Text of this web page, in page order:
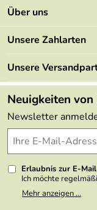
Kontakt
Mehrwertsteuerfrei
Retourenportal
FAQs
Lieferbedingungen
Delivery Terms
Kundenlogin
Über uns
Marken
Angebote
Made in Germany
Themen
Wir über uns
Presse
Unsere Zahlarten
Unsere
Neuigkeiten von
Newsletter
Erlaubnis zur E-
Ich möchte
Meine E-Mail-
weitergegeben. Zu
Mehr anzeigen ...